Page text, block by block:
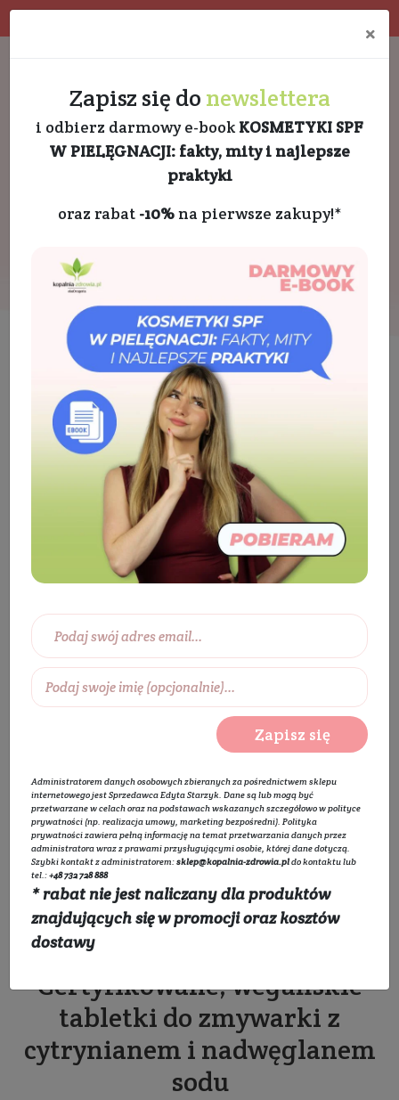
Eko dom
Ekologiczne środki czystości
Zmywanie
Tabletki do zmywarki
tabletki do zmywarki
BESTSELLER
Ekologiczne tabletki do
Certyfikowane, wegańskie
tabletki do zmywarki z
cytrynianem i nadwęglanem
sodu
×
Zapisz się do newslettera
i odbierz darmowy e-book KOSMETYKI SPF
W PIELĘGNACJI: fakty, mity i najlepsze
praktyki
oraz rabat -10%na pierwsze zakupy!*
Zapisz się
Administratorem danych osobowych zbieranych za pośrednictwem sklepu
internetowego jest Sprzedawca Edyta Starzyk. Dane są lub mogą być
przetwarzane w celach oraz na podstawach wskazanych szczegółowo wpolityce
prywatności (np. realizacja umowy, marketing bezpośredni). Polityka
prywatnościzawiera pełną informację na temat przetwarzania danych przez
administratora wraz z prawami przysługującymi osobie, której dane dotyczą.
Szybki kontakt z administratorem:sklep@kopalnia-zdrowia.pldo kontaktu lub
tel.:+48 732 728 888
* rabat nie jest naliczany dla produktów
znajdujących się w promocji oraz kosztów
dostawy